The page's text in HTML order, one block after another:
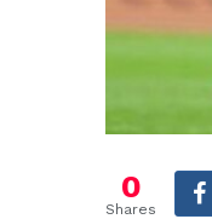
0
Shares